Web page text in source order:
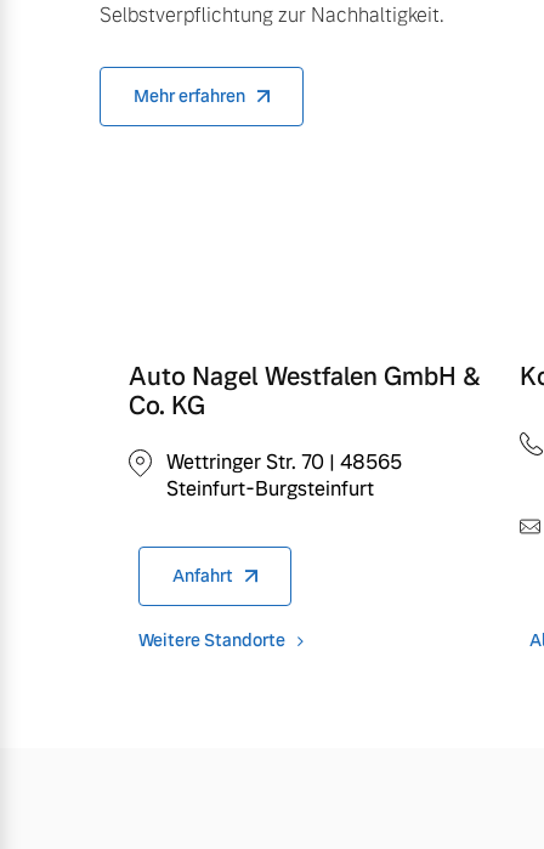
Selbstverpflichtung zur Nachhaltigkeit.
Mehr erfahren
Auto Nagel Westfalen GmbH &
Co. KG
Wettringer Str. 70 | 48565
Steinfurt-Burgsteinfurt
Anfahrt
Weitere Standorte